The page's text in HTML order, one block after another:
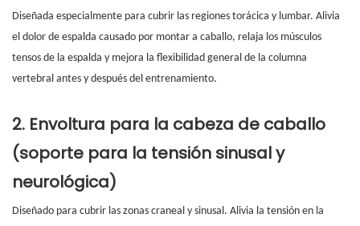
Diseñada especialmente para cubrir las regiones torácica y lumbar. Alivia
el dolor de espalda causado por montar a caballo, relaja los músculos
tensos de la espalda y mejora la flexibilidad general de la columna
vertebral antes y después del entrenamiento.
2. Envoltura para la cabeza de caballo
(soporte para la tensión sinusal y
neurológica)
Diseñado para cubrir las zonas craneal y sinusal. Alivia la tensión en la